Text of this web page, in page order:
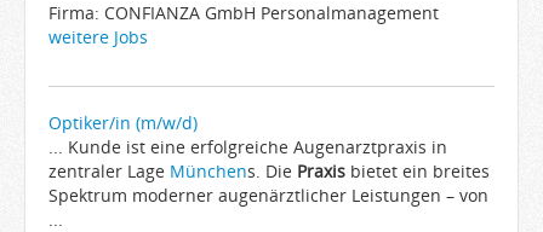
Firma: CONFIANZA GmbH Personalmanagement
weitere Jobs
Optiker/in (m/w/d)
... Kunde ist eine erfolgreiche Augenarztpraxis in
zentraler Lage Münchens. Die Praxis bietet ein breites
Spektrum moderner augenärztlicher Leistungen – von
...